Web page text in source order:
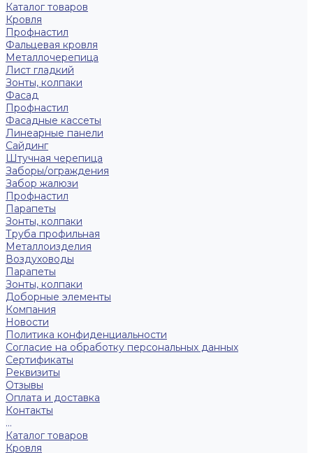
Каталог товаров
Кровля
Профнастил
Фальцевая кровля
Металлочерепица
Лист гладкий
Зонты, колпаки
Фасад
Профнастил
Фасадные кассеты
Линеарные панели
Сайдинг
Штучная черепица
Заборы/ограждения
Забор жалюзи
Профнастил
Парапеты
Зонты, колпаки
Труба профильная
Металлоизделия
Воздуховоды
Парапеты
Зонты, колпаки
Доборные элементы
Компания
Новости
Политика конфиденциальности
Согласие на обработку персональных данных
Сертификаты
Реквизиты
Отзывы
Оплата и доставка
Контакты
...
Каталог товаров
Кровля